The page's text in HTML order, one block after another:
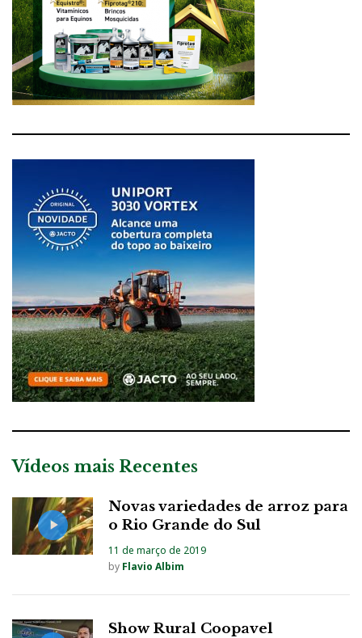
Vídeos mais Recentes
Novas variedades de arroz para
o Rio Grande do Sul
11 de março de 2019
by Flavio Albim
Show Rural Coopavel